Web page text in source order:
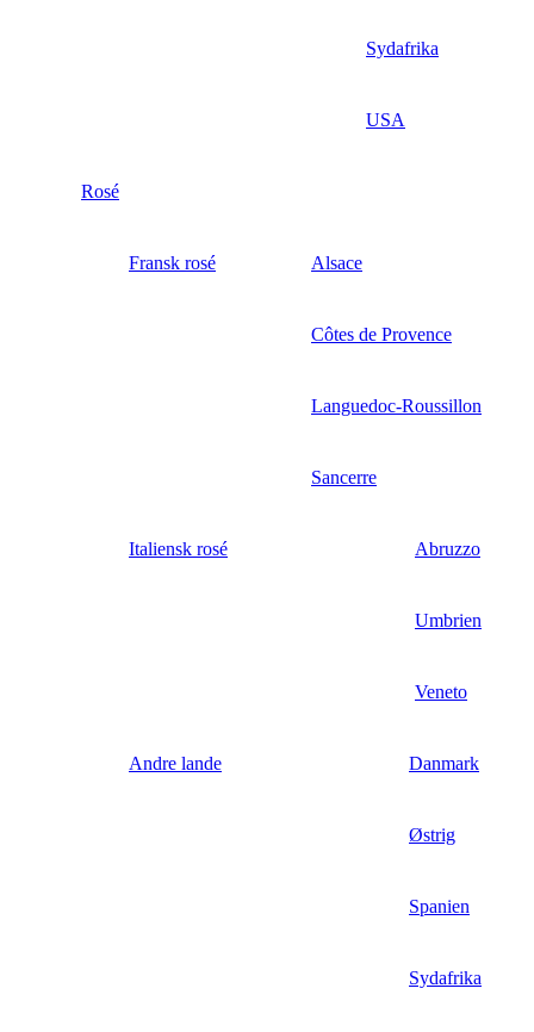
Sydafrika
USA
Rosé
Fransk rosé Alsace
Côtes de Provence
Languedoc-Roussillon
Sancerre
Italiensk rosé Abruzzo
Umbrien
Veneto
Andre lande Danmark
Østrig
Spanien
Sydafrika